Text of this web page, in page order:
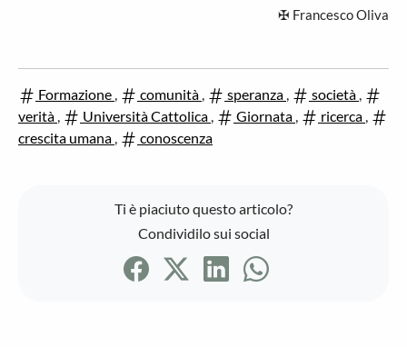
✠ Francesco Oliva
Formazione , comunità , speranza , società ,
verità , Università Cattolica , Giornata , ricerca ,
crescita umana , conoscenza
Ti è piaciuto questo articolo?
Condividilo sui social